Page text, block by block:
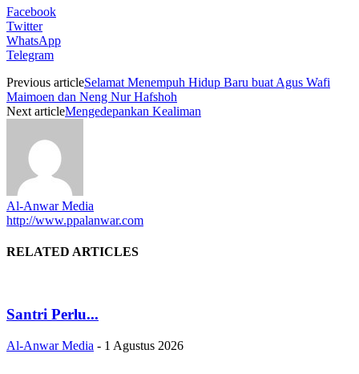
Facebook
Twitter
WhatsApp
Telegram
Previous articleSelamat Menempuh Hidup Baru buat Agus Wafi
Maimoen dan Neng Nur Hafshoh
Next articleMengedepankan Kealiman
Al-Anwar Media
http://www.ppalanwar.com
RELATED ARTICLES
Santri Perlu...
Al-Anwar Media - 1 Agustus 2026